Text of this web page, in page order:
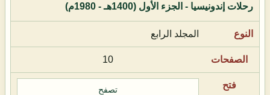
رحلات إندونيسيا - الجزء الأول (1400هـ - 1980م)
المجلد الرابع
10
تصفح